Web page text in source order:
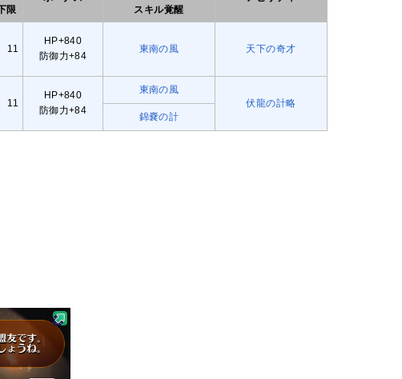
限 スキル覚醒
11
HP+840
防御力+84
東南の風
天下の奇才
11
HP+840
防御力+84
東南の風
伏龍の計略
錦嚢の計